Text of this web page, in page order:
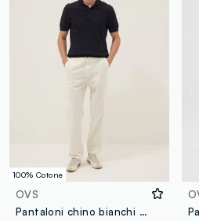
100% Cotone
OVS
Pantaloni chino bianchi in puro cotone carrot fit